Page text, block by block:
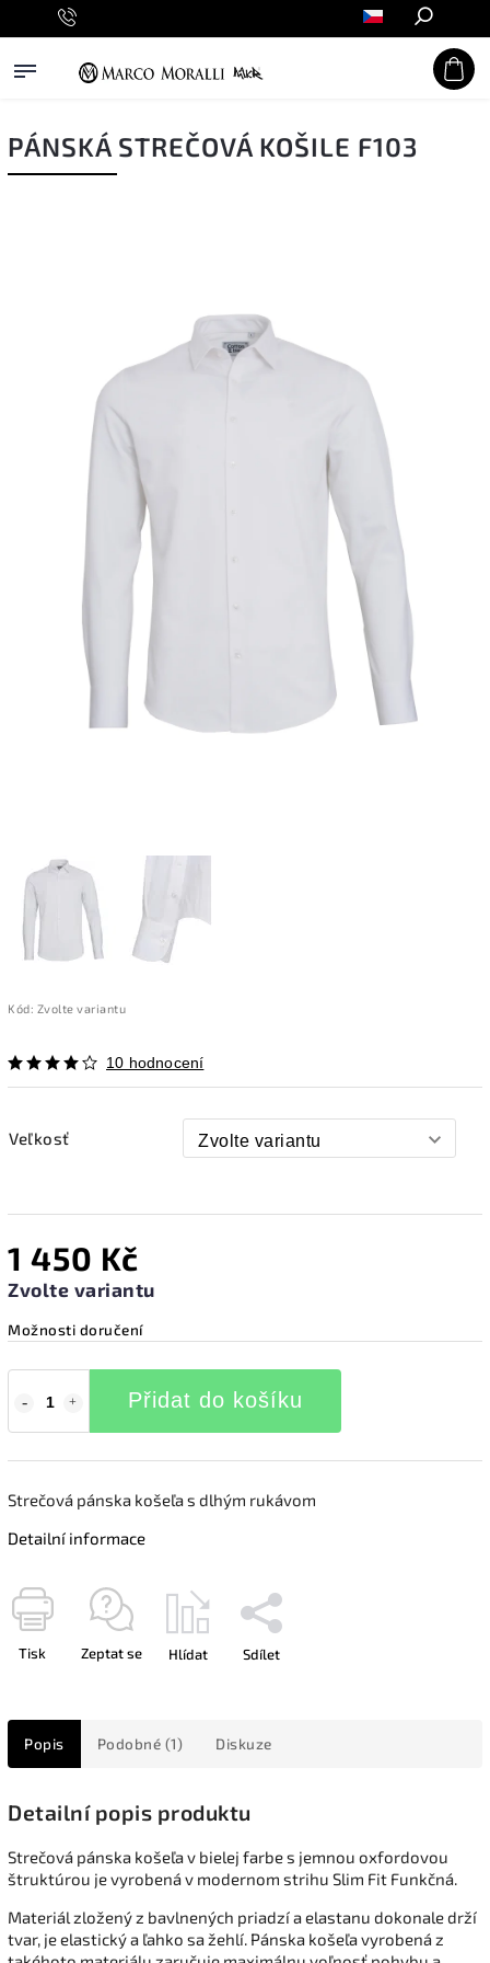
Hledat
PÁNSKÁ STREČOVÁ KOŠILE F103
Kód: Zvolte variantu
10 hodnocení
Veľkosť
1 450 Kč
Zvolte variantu
Možnosti doručení
Přidat do košíku
Strečová pánska košeľa s dlhým rukávom
Detailní informace
Tisk Zeptat se Hlídat Sdílet
Popis Podobné (1) Diskuze
Detailní popis produktu
Strečová pánska košeľa v bielej farbe s jemnou oxfordovou
štruktúrou je vyrobená v modernom strihu Slim Fit Funkčná.
Materiál zložený z bavlnených priadzí a elastanu dokonale drží
tvar, je elastický a ľahko sa žehlí. Pánska košeľa vyrobená z